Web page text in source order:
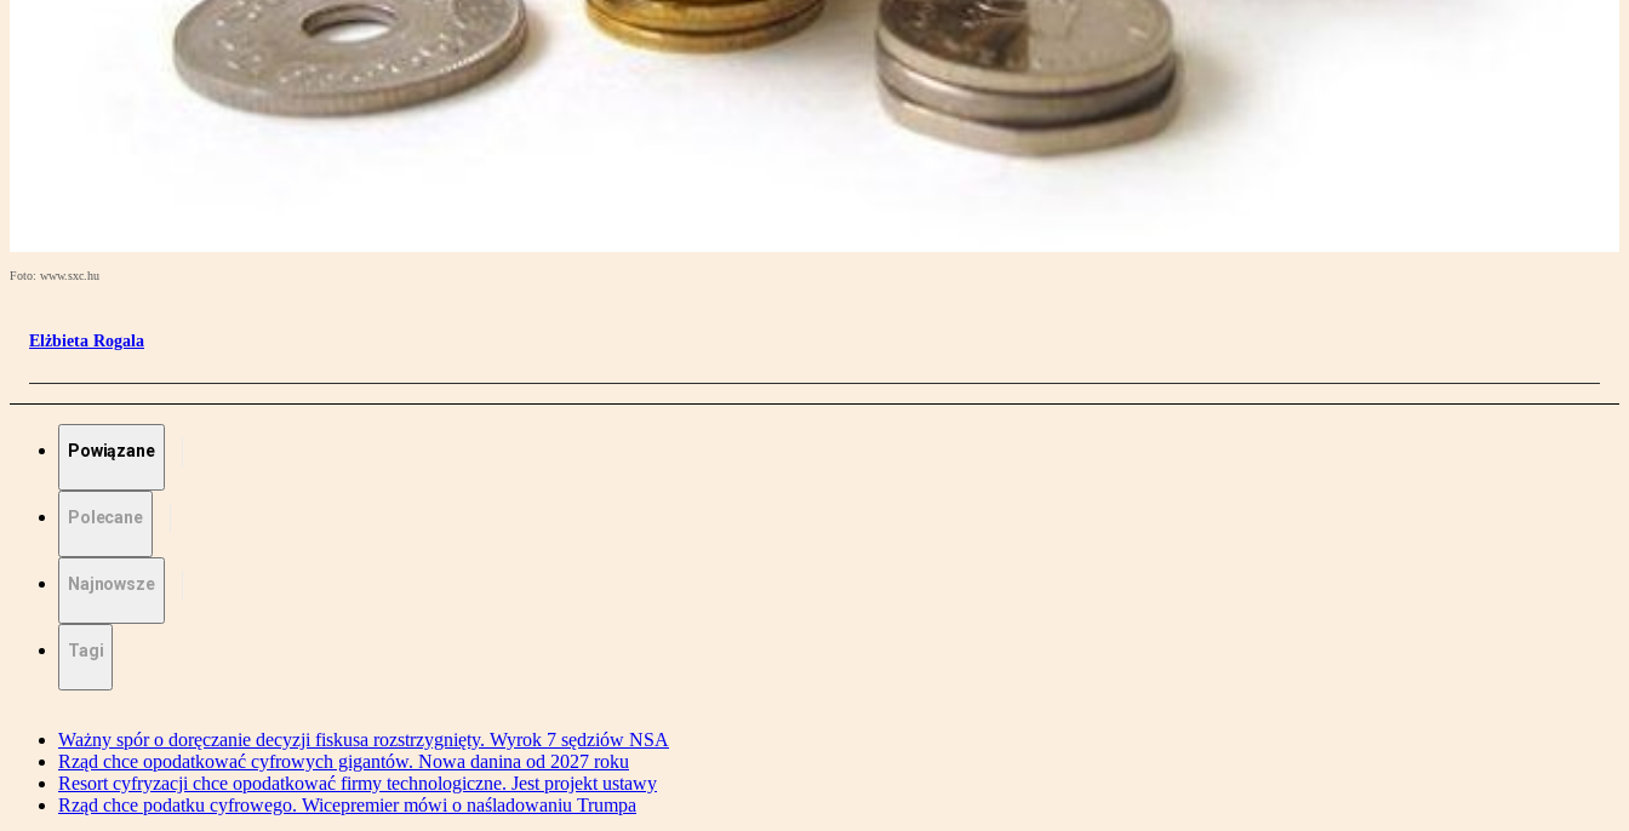
Foto: www.sxc.hu
Elżbieta Rogala
Powiązane
Polecane
Najnowsze
Tagi
Ważny spór o doręczanie decyzji fiskusa rozstrzygnięty. Wyrok 7 sędziów NSA
Rząd chce opodatkować cyfrowych gigantów. Nowa danina od 2027 roku
Resort cyfryzacji chce opodatkować firmy technologiczne. Jest projekt ustawy
Rząd chce podatku cyfrowego. Wicepremier mówi o naśladowaniu Trumpa